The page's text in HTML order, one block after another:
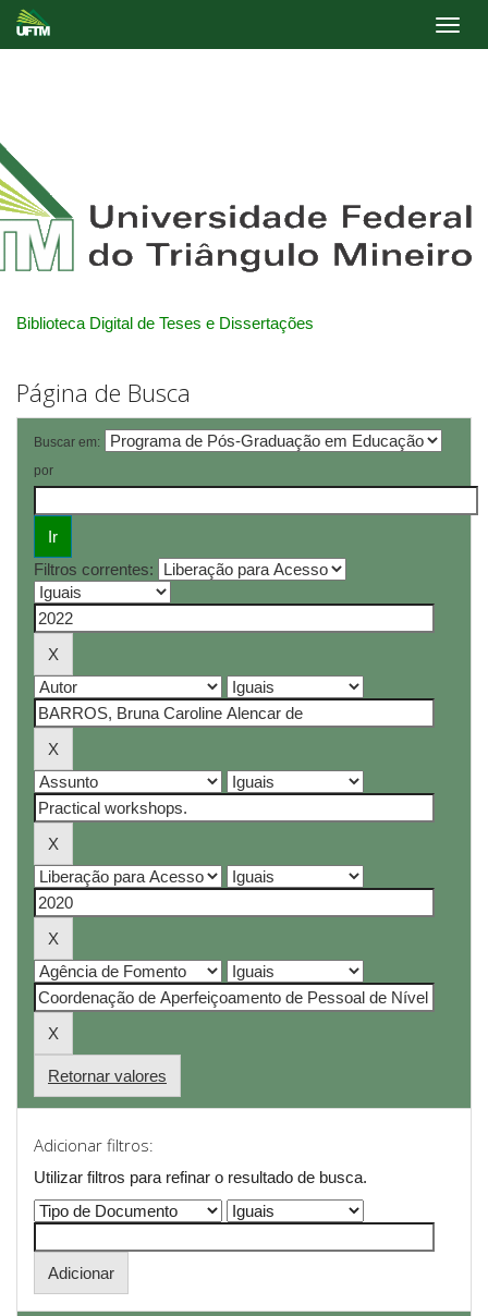
Biblioteca Digital de Teses e Dissertações
Página de Busca
Buscar em:
por
Filtros correntes:
Retornar valores
Adicionar filtros:
Utilizar filtros para refinar o resultado de busca.